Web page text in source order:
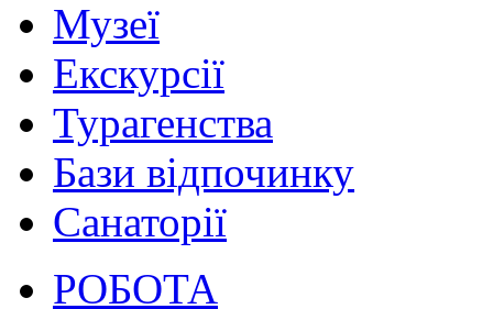
Музеї
Екскурсії
Турагенства
Бази відпочинку
Санаторії
РОБОТА